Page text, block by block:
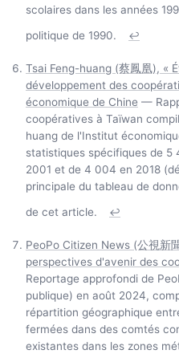
scolaires dans les années
politique de 1990.
↩
Tsai Feng-huang (蔡鳳凰), «
développement des
économique de Chine —
coopératives à Taïwan
huang de l'Institut
statistiques spécifiques de 5
2001 et de 4 004 en 2018
principale du tableau de
de cet article.
↩
PeoPo Citizen News (公視新
perspectives d'avenir des
Reportage approfondi de
publique) en août 2024,
répartition géographique
fermées dans des comtés
existantes dans les zones